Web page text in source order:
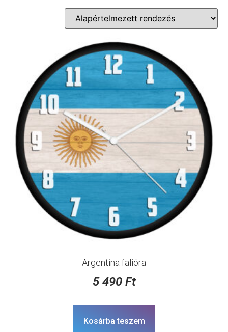
Argentína falióra
5 490 Ft
Kosárba teszem